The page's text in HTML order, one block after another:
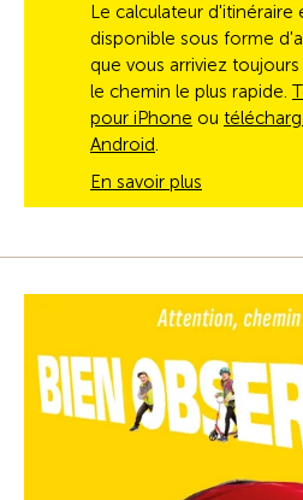
Le calculateur d'itinéraire
disponible sous forme
que vous arriviez
le chemin le plus rapide.
pour iPhone ou
Android.
En savoir plus